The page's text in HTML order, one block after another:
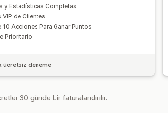
y Estadísticas Completas
VIP de Clientes
10 Acciones Para Ganar Puntos
Prioritario
ücretsiz deneme
30 günde bir faturalandırılır.